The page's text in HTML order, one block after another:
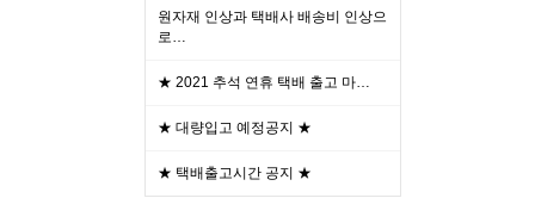
원자재 인상과 택배사 배송비 인상으
로…
★ 2021 추석 연휴 택배 출고 마…
★ 대량입고 예정공지 ★
★ 택배출고시간 공지 ★